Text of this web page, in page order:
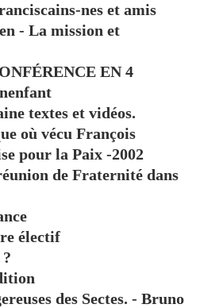
nes et amis
- La mission et
EN 4
textes et vidéos.
où vécu François
pour la Paix -2002
de Fraternité dans
électif
des Sectes. - Bruno